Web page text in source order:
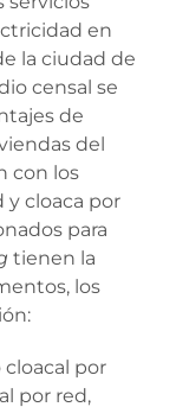
en
la ciudad de
censal se
de
del
con los
y cloaca por
para
tienen la
los
por
por red,